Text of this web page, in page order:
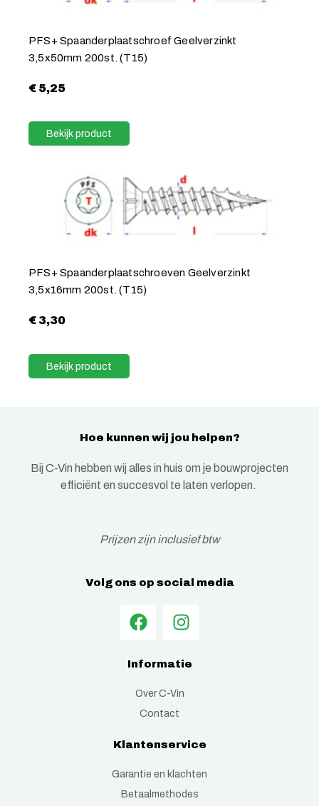
PFS+ Spaanderplaatschroef Geelverzinkt
3,5x50mm 200st. (T15)
€5,25
Bekijk product
PFS+ Spaanderplaatschroeven Geelverzinkt
3,5x16mm 200st. (T15)
€3,30
Bekijk product
Hoe kunnen wij jou helpen?
Bij C-Vin hebben wij alles in huis om je bouwprojecten
efficiënt en succesvol te laten verlopen.
Prijzen zijn inclusief btw
Volg ons op social media
Informatie
Over C-Vin
Contact
Klantenservice
Garantie en klachten
Betaalmethodes